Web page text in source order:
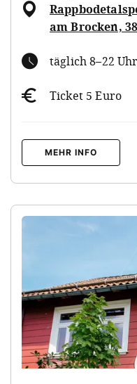
am Brocken,
täglich 8–22 Uhr
Ticket 5 Euro
MEHR INFO